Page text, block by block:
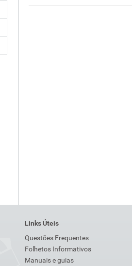
Links Úteis
Questões Frequentes
Folhetos Informativos
Manuais e guias